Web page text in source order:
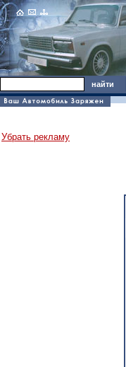
Убрать рекламу